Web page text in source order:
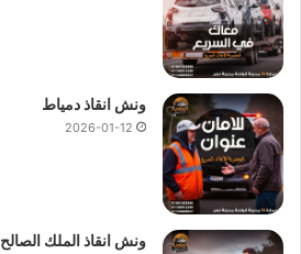
ونش انقاذ دمياط
2026-01-12
ونش انقاذ الملك الصالح